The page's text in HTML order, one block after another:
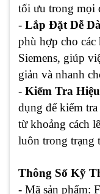
tối ưu trong mọi
- Lắp Đặt Dễ
phù hợp cho các
Siemens, giúp
giản và nhanh
- Kiểm Tra
dụng để kiểm
từ khoảng cách
luôn trong trạng
Thông Số Kỹ
- Mã sản phẩm: